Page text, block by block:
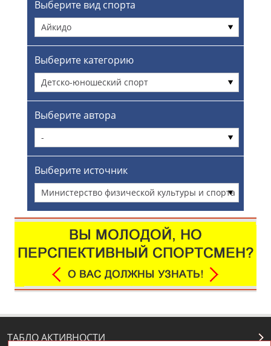
Выберите вид спорта
Айкидо
Выберите категорию
Детско-юношеский спорт
Выберите автора
-
Выберите источник
Министерство физической культуры и спорта
Московской области
ТАБЛО АКТИВНОСТИ